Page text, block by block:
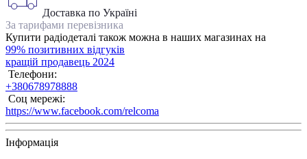
Доставка по Україні
За тарифами перевізника
Купити радіодеталі також можна в наших магазинах на
99% позитивних відгуків
кращій продавець 2024
Телефони:
+380678978888
Соц мережі:
https://www.facebook.com/relcoma
Інформація